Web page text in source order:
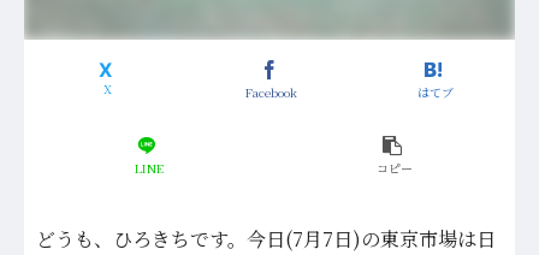
Facebook はてブ
LINE コピー
どうも、ひろきちです。今日(7月7日)の東京市場は日